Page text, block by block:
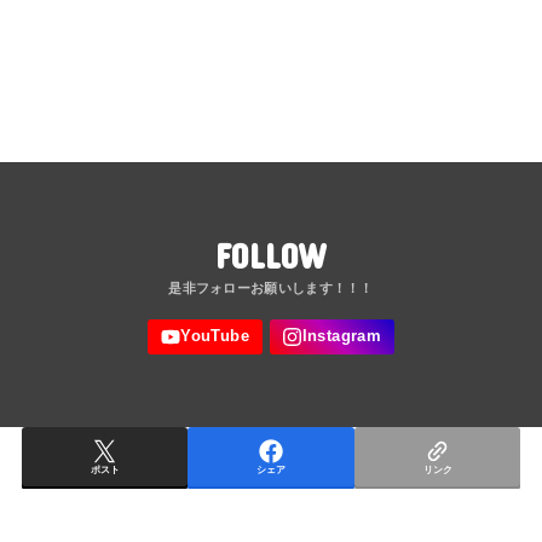
FOLLOW
ポスト シェア リンク